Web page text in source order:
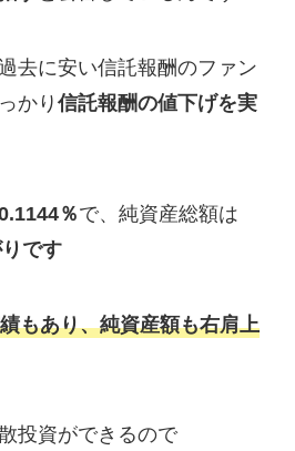
去に安い信託報酬のファン
かり 信託報酬の値下げを実
％で、純資産総額は
です
もあり、純資産額も右肩上
投資ができるので